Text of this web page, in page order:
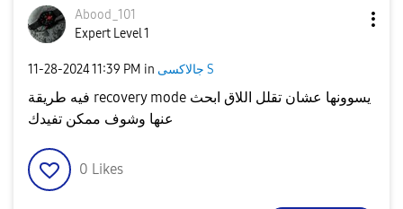
Abood_101
Expert Level 1
‎11-28-202411:39 PM in جالاكسى S
فيه طريقة recovery mode يسوونها عشان تقلل اللاق ابحث
عنها وشوف ممكن تفيدك
0 Likes